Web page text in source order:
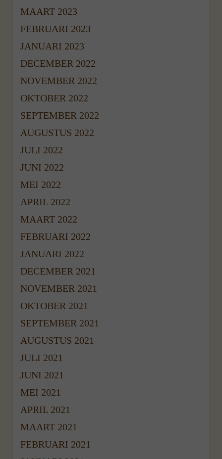
MAART 2023
FEBRUARI 2023
JANUARI 2023
DECEMBER 2022
NOVEMBER 2022
OKTOBER 2022
SEPTEMBER 2022
AUGUSTUS 2022
JULI 2022
JUNI 2022
MEI 2022
APRIL 2022
MAART 2022
FEBRUARI 2022
JANUARI 2022
DECEMBER 2021
NOVEMBER 2021
OKTOBER 2021
SEPTEMBER 2021
AUGUSTUS 2021
JULI 2021
JUNI 2021
MEI 2021
APRIL 2021
MAART 2021
FEBRUARI 2021